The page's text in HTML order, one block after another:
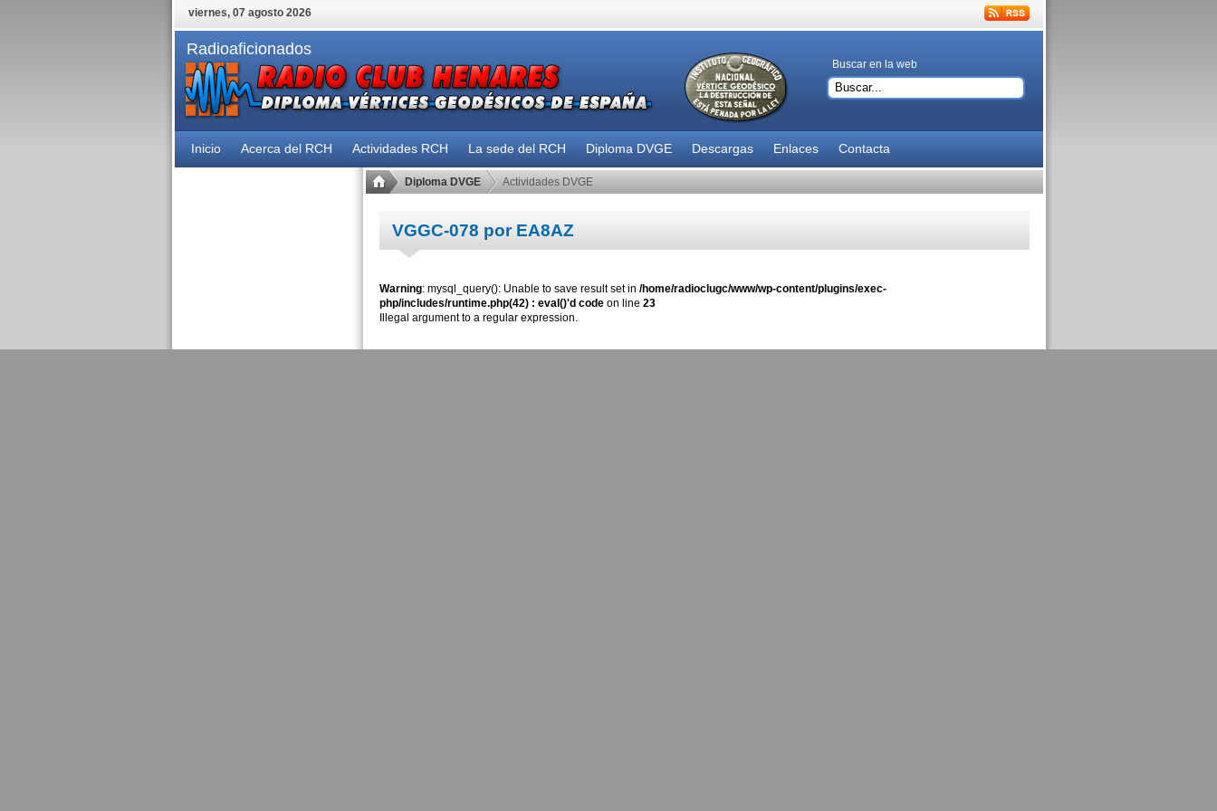
viernes, 07 agosto 2026
Radioaficionados
Buscar en la web
Inicio Acerca del RCH Actividades RCH La sede del RCH Diploma DVGE Descargas Enlaces Contacta
Diploma DVGE Actividades DVGE
VGGC-078 por EA8AZ
Warning: mysql_query(): Unable to save result set in /home/radioclugc/www/wp-content/plugins/exec-
php/includes/runtime.php(42) : eval()'d codeon line 23
Illegal argument to a regular expression.